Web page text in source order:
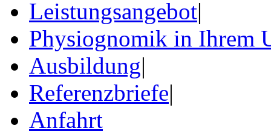
Leistungsangebot|
Physiognomik in Ihrem
Ausbildung|
Referenzbriefe|
Anfahrt